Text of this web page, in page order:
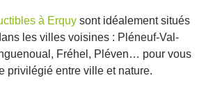
à Erquy sont idéalement situés
les villes voisines : Pléneuf-Val-
Fréhel, Pléven… pour vous
privilégié entre ville et nature.